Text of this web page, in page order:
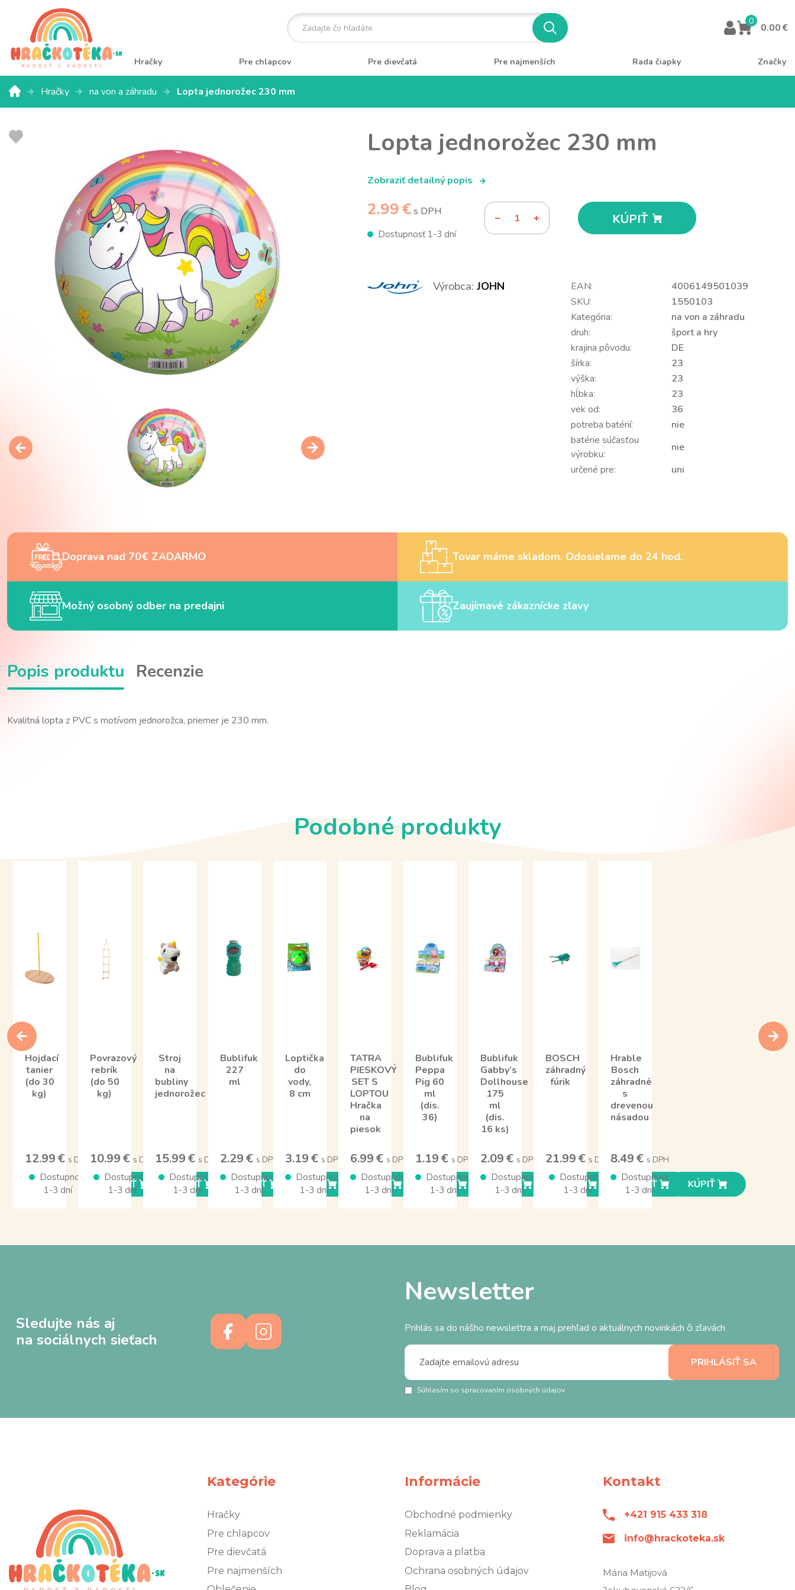
0
0.00 €
Hračky Pre chlapcov Pre dievčatá Pre najmenších Rada čiapky Značky
Hračky na von a záhradu Lopta jednorožec 230 mm
Lopta jednorožec 230 mm
Zobraziť detailný popis
2.99 € s DPH
Dostupnosť 1-3 dní
KÚPIŤ
Výrobca: JOHN EAN:
4006149501039
SKU:
1550103
Kategória:
na von a záhradu
druh:
šport a hry
krajina pôvodu:
DE
šírka:
23
výška:
23
hĺbka:
23
vek od:
36
potreba batérií:
nie
batérie súčasťou
výrobku:
nie
určené pre:
uni
Doprava nad 70€ ZADARMO Tovar máme skladom. Odosielame do 24 hod.
Možný osobný odber na predajni Zaujímavé zákaznícke zľavy
Popis produktu Recenzie
Kvalitná lopta z PVC s motívom jednorožca, priemer je 230 mm.
Podobné produkty
Hojdací
tanier
(do 30
kg)
12.99 € s DPH
Dostupnosť
1-3 dní
KÚPIŤ
Povrazový
rebrík
(do 50
kg)
10.99 € s DPH
Dostupnosť
1-3 dní
KÚPIŤ
Stroj
na
bubliny
jednorožec
15.99 € s DPH
Dostupnosť
1-3 dní
KÚPIŤ
Bublifuk
227
ml
2.29 € s DPH
Dostupnosť
1-3 dní
KÚPIŤ
Loptička
do
vody,
8 cm
3.19 € s DPH
Dostupnosť
1-3 dní
KÚPIŤ
TATRA
PIESKOVÝ
SET S
LOPTOU
Hračka
na
piesok
6.99 € s DPH
Dostupnosť
1-3 dní
KÚPIŤ
Bublifuk
Peppa
Pig 60
ml
(dis.
36)
1.19 € s DPH
Dostupnosť
1-3 dní
KÚPIŤ
Bublifuk
Gabby’s
Dollhouse
175
ml
(dis.
16 ks)
2.09 € s DPH
Dostupnosť
1-3 dní
KÚPIŤ
BOSCH
záhradný
fúrik
21.99 € s DPH
Dostupnosť
1-3 dní
KÚPIŤ
Hrable
Bosch
záhradné
s
drevenou
násadou
8.49 € s DPH
Dostupnosť
1-3 dní
KÚPIŤ
Sledujte nás aj
na sociálnych sieťach
Newsletter
Prihlás sa do nášho newslettra a maj prehľad o aktuálnych novinkách či zľavách
Súhlasím so spracovaním osobných údajov
Kategórie
Hračky
Pre chlapcov
Pre dievčatá
Pre najmenších
Informácie
Obchodné podmienky
Reklamácia
Doprava a platba
Ochrana osobných údajov
Kontakt
+421 915 433 318
info@hrackoteka.sk
Mária Matijová